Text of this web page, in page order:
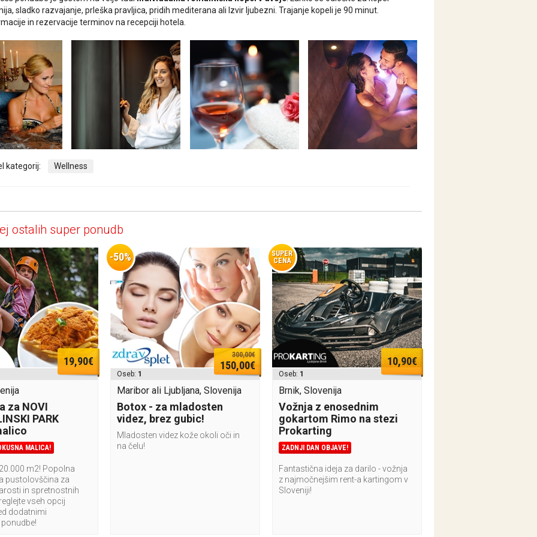
sladko razvajanje, prleška pravljica, pridih mediterana ali Izvir ljubezni. Trajanje kopeli je 90 minut.
in rezervacije terminov na recepciji hotela.
kategorij: Wellness
ostalih super ponudb
19,90€
za NOVI
PARK
MALICA!
m2! Popolna
pustolovščina za
in spretnostnih
vseh opcij
dodatnimi
-50%
300,00€
150,00€
Oseb: 1
Maribor ali Ljubljana, Slovenija
Botox - za mladosten
videz, brez gubic!
Mladosten videz kože okoli oči in
na čelu!
SUPER
CENA
10,90€
Oseb: 1
Brnik, Slovenija
Vožnja z enosednim
gokartom Rimo na stezi
Prokarting
ZADNJI DAN OBJAVE!
Fantastična ideja za darilo - vožnja
z najmočnejšim rent-a kartingom v
Sloveniji!